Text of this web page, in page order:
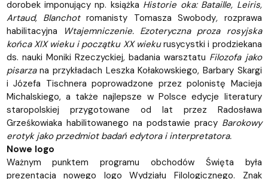
dorobek imponujący np. książka Historie oka: Bataille, Leiris,
Artaud, Blanchotromanisty Tomasza Swobody, rozprawa
habilitacyjna
Wtajemniczenie. Ezoteryczna proza rosyjska
końca XIX wieku i początku XX wiekurusycystki i prodziekana
ds. nauki Moniki Rzeczyckiej,badania warsztatu Filozofa jako
pisarzana przykładach Leszka Kołakowskiego, Barbary Skargi
i Józefa Tischnera poprowadzone przez polonistę Macieja
Michalskiego, a także najlepsze w Polsce edycje literatury
staropolskiej przygotowane od lat przez Radosława
Grześkowiaka habilitowanego na podstawie pracy Barokowy
erotyk jako przedmiot badań edytora i interpretatora.
Nowe logo
Ważnym punktem programu obchodów Święta była
prezentacja nowego logo Wydziału Filologicznego. Znak